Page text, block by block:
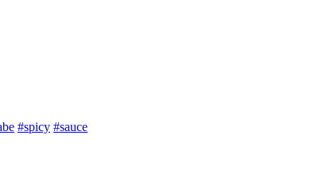
#spicy #sauce